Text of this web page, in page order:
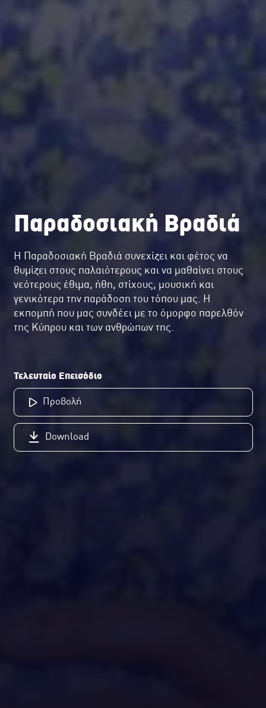
Παραδοσιακή Βραδιά
Η Παραδοσιακή Βραδιά συνεχίζει και φέτος να
θυμίζει στους παλαιότερους και να μαθαίνει στους
νεότερους έθιμα, ήθη, στίχους, μουσική και
γενικότερα την παράδοση του τόπου μας. Η
εκπομπή που μας συνδέει με το όμορφο παρελθόν
της Κύπρου και των ανθρώπων της.
Τελευταίο Επεισόδιο
Προβολή
Download